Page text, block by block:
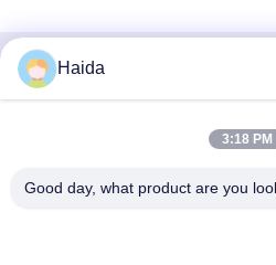
Contactez rapidement
secteur de Nancheng, ville de
Haida
3:18 PM
Good day, what product are you